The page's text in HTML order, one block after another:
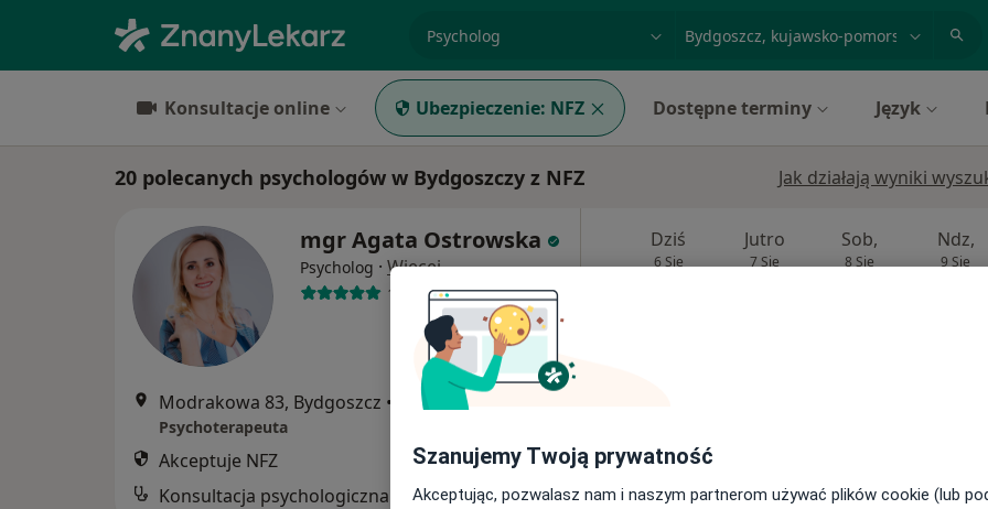
Konsultacje online Ubezpieczenie: NFZ Dostępne terminy Język
20 polecanych psychologów w Bydgoszczy z NFZ Jak działają wyniki
mgr Agata Ostrowska
Psycholog · Więcej
1 opinia
Modrakowa 83, Bydgoszcz • Mapa
Psychoterapeuta
Akceptuje NFZ
Konsultacja psychologiczna
210 zł
Dziś
6 Sie
Jutro
7 Sie
Sob,
8 Sie
Ndz,
9 Sie
Szanujemy Twoją prywatność
Akceptując, pozwalasz nam i naszym partnerom używać plików cookie (lub